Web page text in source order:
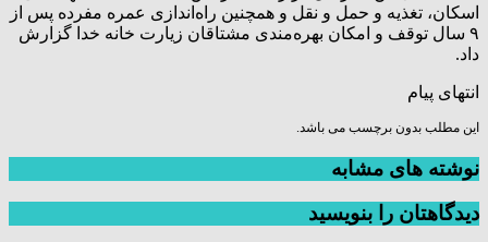
اسکان، تغذیه و حمل و نقل و همچنین راه‌اندازی عمره مفرده پس از
۹ سال توقف و امکان بهره‌مندی مشتاقان زیارت خانه خدا گزارش
داد.
انتهای پیام
این مطلب بدون برچسب می باشد.
نوشته های مشابه
دیدگاهتان را بنویسید